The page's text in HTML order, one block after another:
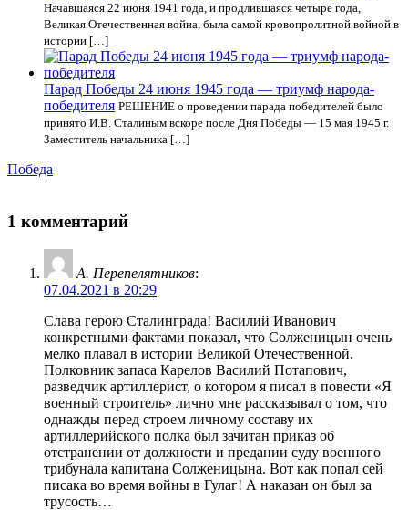
Начавшаяся 22 июня 1941 года, и продлившаяся четыре года,
Великая Отечественная война, была самой кровопролитной войной в
истории […]
Парад Победы 24 июня 1945 года — триумф народа-
победителя РЕШЕНИЕ о проведении парада победителей было
принято И.В. Сталиным вскоре после Дня Победы — 15 мая 1945 г.
Заместитель начальника […]
Победа
1 комментарий
А. Перепелятников:
07.04.2021 в 20:29
Слава герою Сталинграда! Василий Иванович
конкретными фактами показал, что Солженицын очень
мелко плавал в истории Великой Отечественной.
Полковник запаса Карелов Василий Потапович,
разведчик артиллерист, о котором я писал в повести «Я
военный строитель» лично мне рассказывал о том, что
однажды перед строем личному составу их
артиллерийского полка был зачитан приказ об
отстранении от должности и предании суду военного
трибунала капитана Солженицына. Вот как попал сей
писака во время войны в Гулаг! А наказан он был за
трусость…